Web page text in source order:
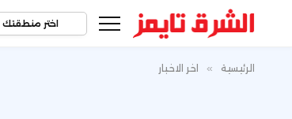
اختر منطقتك
الرئيسية » اخر الاخبار